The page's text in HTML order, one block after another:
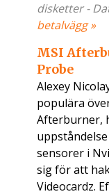
disketter -
betalvägg »
MSI
Probe
Alexey
populära
Afterburner,
sensorer i
sig för att
Videocardz.